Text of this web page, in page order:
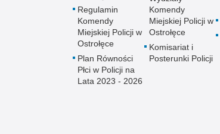
Regulamin
Komendy
Miejskiej Policji w
Ostrołęce
Plan Równości
Płci w Policji na
Lata 2023 - 2026
Komendy
Miejskiej Policji w
Ostrołęce
Komisariat i
Posterunki Policji